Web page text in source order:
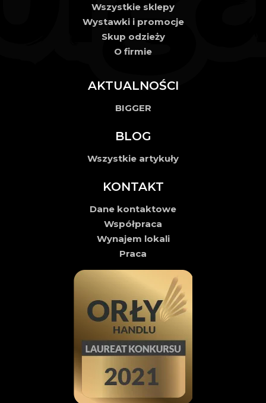
Wszystkie sklepy
Wystawki i promocje
Skup odzieży
O firmie
AKTUALNOŚCI
BIGGER
BLOG
Wszystkie artykuły
KONTAKT
Dane kontaktowe
Współpraca
Wynajem lokali
Praca